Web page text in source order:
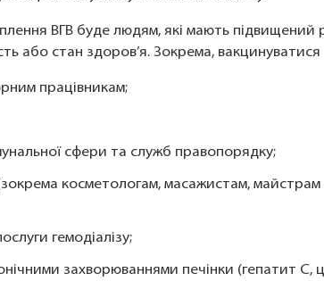
ВГВ буде людям, які мають підвищений
або стан здоров’я. Зокрема,
працівникам;
сфери та служб правопорядку;
косметологам, масажистам, майстрам
гемодіалізу;
захворюваннями печінки (гепатит